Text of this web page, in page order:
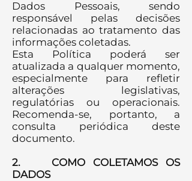
Dados Pessoais, sendo
responsável pelas decisões
relacionadas ao tratamento das
informações coletadas.
Esta Política poderá ser
atualizada a qualquer momento,
especialmente para refletir
alterações legislativas,
regulatórias ou operacionais.
Recomenda-se, portanto, a
consulta periódica deste
documento.
2. COMO COLETAMOS OS
DADOS